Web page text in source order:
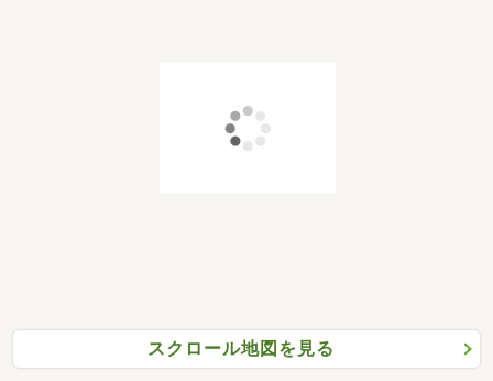
スクロール地図を見る